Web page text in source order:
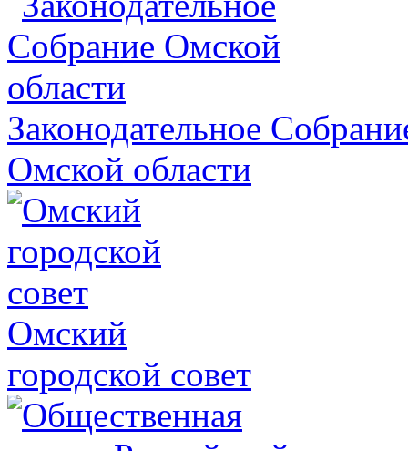
Законодательное
Омской области
Омский
городской совет